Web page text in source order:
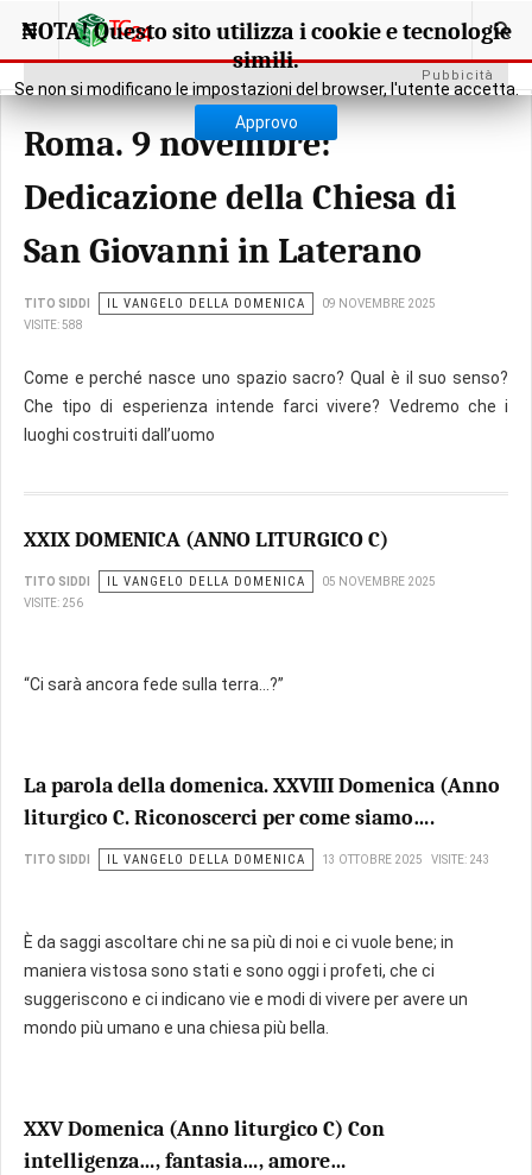
NOTA! Questo sito utilizza i cookie e tecnologie
simili.
Se non si modificano le impostazioni del browser, l'utente accetta.
Approvo
Pubbicità
Roma. 9 novembre:
Dedicazione della Chiesa di
San Giovanni in Laterano
TITO SIDDI IL VANGELO DELLA DOMENICA
09 NOVEMBRE 2025
VISITE: 588
Come e perché nasce uno spazio sacro? Qual è il suo senso?
Che tipo di esperienza intende farci vivere? Vedremo che i
luoghi costruiti dall’uomo
XXIX DOMENICA (ANNO LITURGICO C)
TITO SIDDI IL VANGELO DELLA DOMENICA
05 NOVEMBRE 2025
VISITE: 256
“Ci sarà ancora fede sulla terra…?”
La parola della domenica. XXVIII Domenica (Anno
liturgico C. Riconoscerci per come siamo….
TITO SIDDI IL VANGELO DELLA DOMENICA 13 OTTOBRE 2025 VISITE: 243
È da saggi ascoltare chi ne sa più di noi e ci vuole bene; in
maniera vistosa sono stati e sono oggi i profeti, che ci
suggeriscono e ci indicano vie e modi di vivere per avere un
mondo più umano e una chiesa più bella.
XXV Domenica (Anno liturgico C) Con
intelligenza…, fantasia…, amore…